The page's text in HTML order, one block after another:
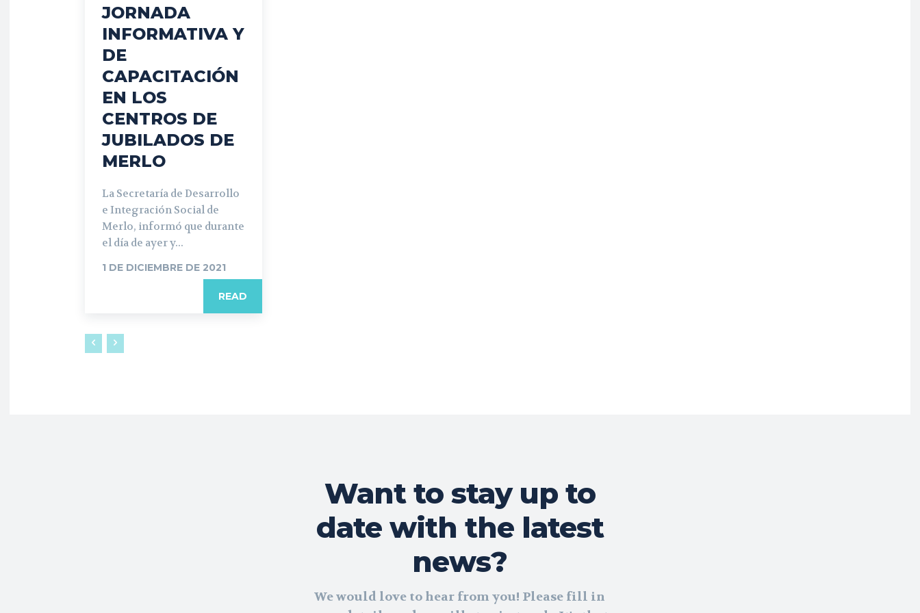
JORNADA
INFORMATIVA Y
DE
CAPACITACIÓN
EN LOS
CENTROS DE
JUBILADOS DE
MERLO
La Secretaría de Desarrollo
e Integración Social de
Merlo, informó que durante
el día de ayer y...
1 DE DICIEMBRE DE 2021
READ
Want to stay up to
date with the latest
news?
We would love to hear from you! Please fill in